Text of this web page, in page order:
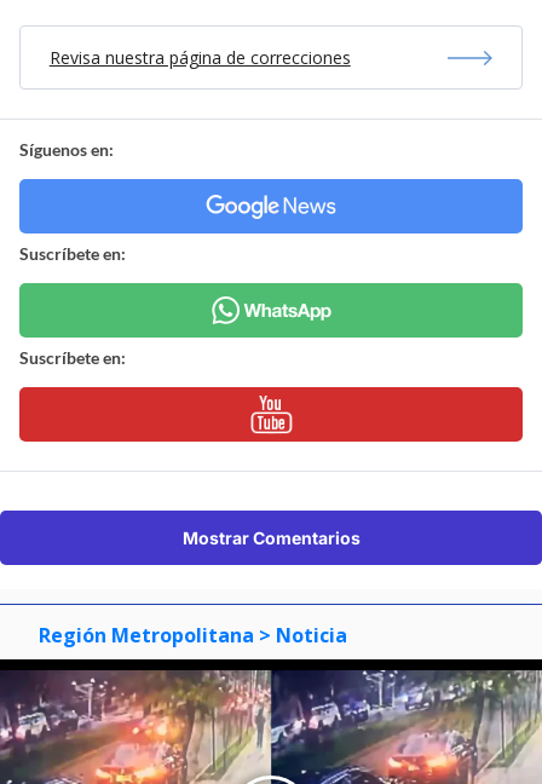
Revisa nuestra página de correcciones
Síguenos en:
Suscríbete en:
Suscríbete en:
Mostrar Comentarios
Región Metropolitana > Noticia